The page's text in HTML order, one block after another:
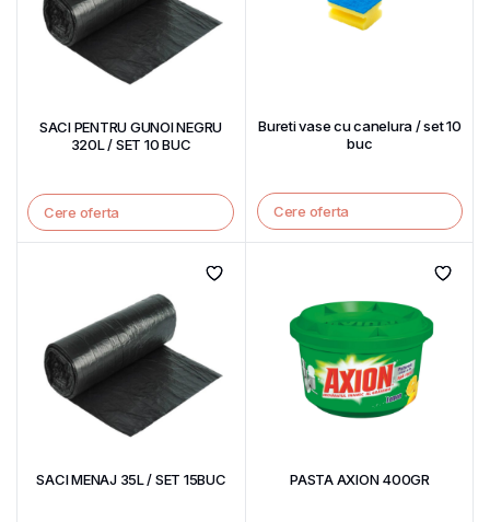
SACI PENTRU GUNOI NEGRU
320L / SET 10 BUC
Cere oferta
Bureti vase cu canelura / set 10
buc
Cere oferta
SACI MENAJ 35L / SET 15BUC PASTA AXION 400GR